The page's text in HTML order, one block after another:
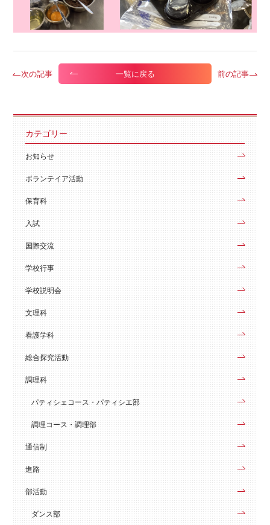
次の記事 一覧に戻る 前の記事
カテゴリー
お知らせ
ボランテイア活動
保育科
入試
国際交流
学校行事
学校説明会
文理科
看護学科
総合探究活動
調理科
パティシェコース・パティシエ部
調理コース・調理部
通信制
進路
部活動
ダンス部